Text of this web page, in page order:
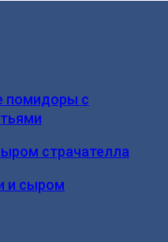
помидоры с
страчателла
и сыром